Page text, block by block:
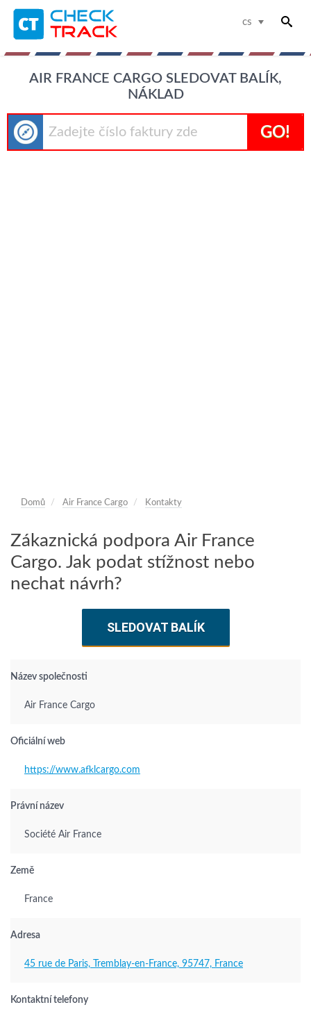
cs
AIR FRANCE CARGO SLEDOVAT BALÍK,
NÁKLAD
GO!
Domů Air France Cargo Kontakty
Zákaznická podpora Air France
Cargo. Jak podat stížnost nebo
nechat návrh?
SLEDOVAT BALÍK
Název společnosti
Air France Cargo
Oficiální web
https://www.afklcargo.com
Právní název
Société Air France
Země
France
Adresa
45 rue de Paris, Tremblay-en-France, 95747, France
Kontaktní telefony